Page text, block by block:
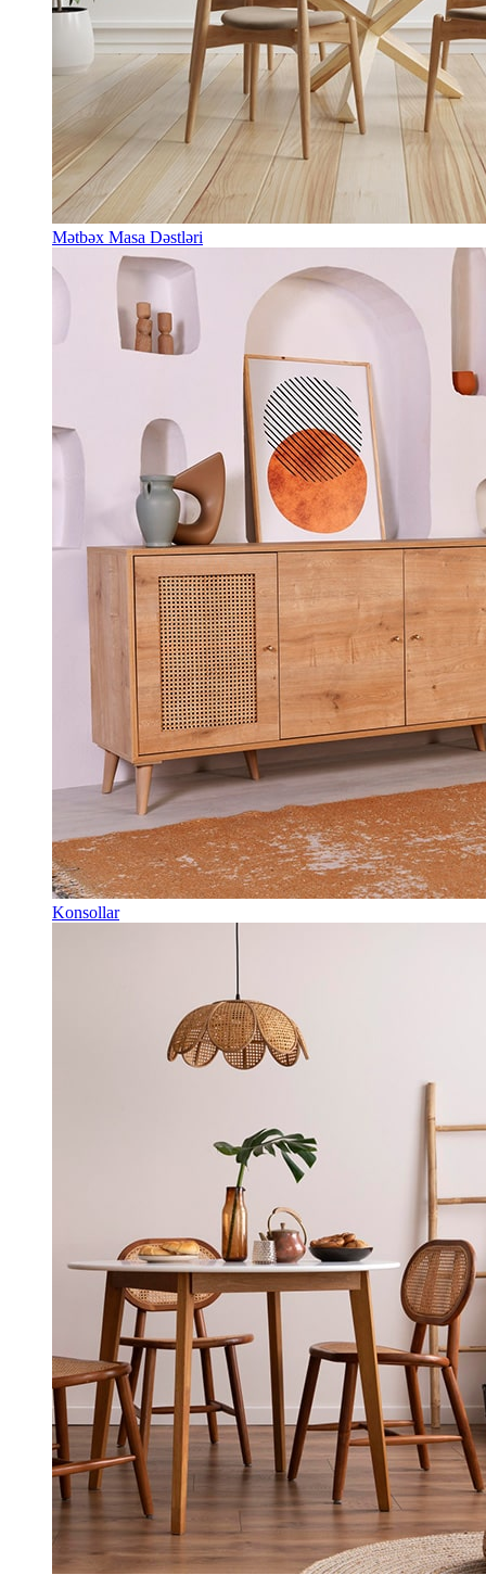
Mətbəx Masa Dəstləri
Konsollar